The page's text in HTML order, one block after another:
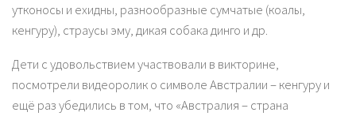
утконосы и ехидны, разнообразные сумчатые (коалы,
кенгуру), страусы эму, дикая собака динго и др.
Дети с удовольствием участвовали в викторине,
посмотрели видеоролик о символе Австралии – кенгуру и
ещё раз убедились в том, что «Австралия – страна